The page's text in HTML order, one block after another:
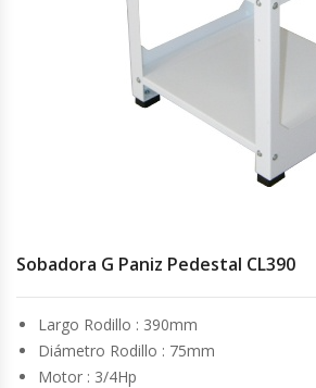
Cocinas Industriales
Encimeras Eléctricas
Congeladores Verticales
Coolers / Visicoolers
Cortadoras De Fiambre
Sobadora G Paniz Pedestal CL390
Largo Rodillo : 390mm
Diámetro Rodillo : 75mm
Motor : 3/4Hp